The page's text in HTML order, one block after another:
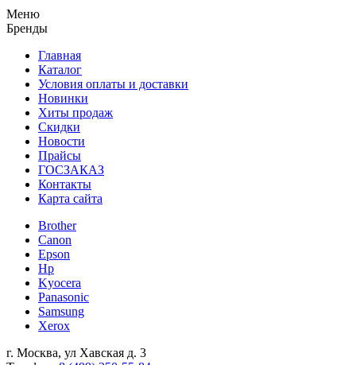
Меню
Бренды
Главная
Каталог
Условия оплаты и доставки
Новинки
Хиты продаж
Скидки
Новости
Прайсы
ГОСЗАКАЗ
Контакты
Карта сайта
Brother
Canon
Epson
Hp
Kyocera
Panasonic
Samsung
Xerox
г. Москва, ул Хавская д. 3